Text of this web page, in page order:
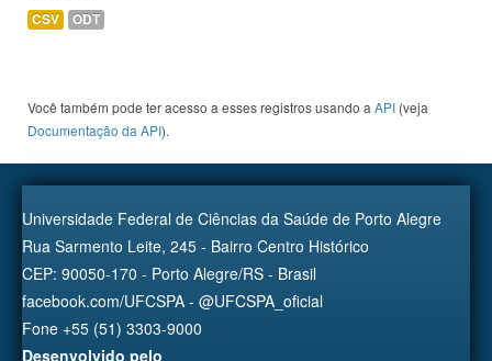
CSV ODT
Você também pode ter acesso a esses registros usando a API (veja
Documentação da API).
Universidade Federal de Ciências da Saúde de Porto Alegre
Rua Sarmento Leite, 245 - Bairro Centro Histórico
CEP: 90050-170 - Porto Alegre/RS - Brasil
facebook.com/UFCSPA - @UFCSPA_oficial
Fone +55 (51) 3303-9000
Desenvolvido pelo